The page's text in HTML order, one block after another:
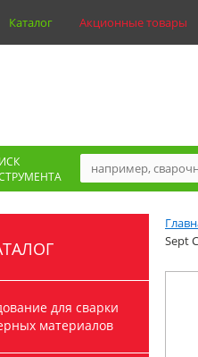
Каталог Акционные товары
для сварки
материалов
Sept